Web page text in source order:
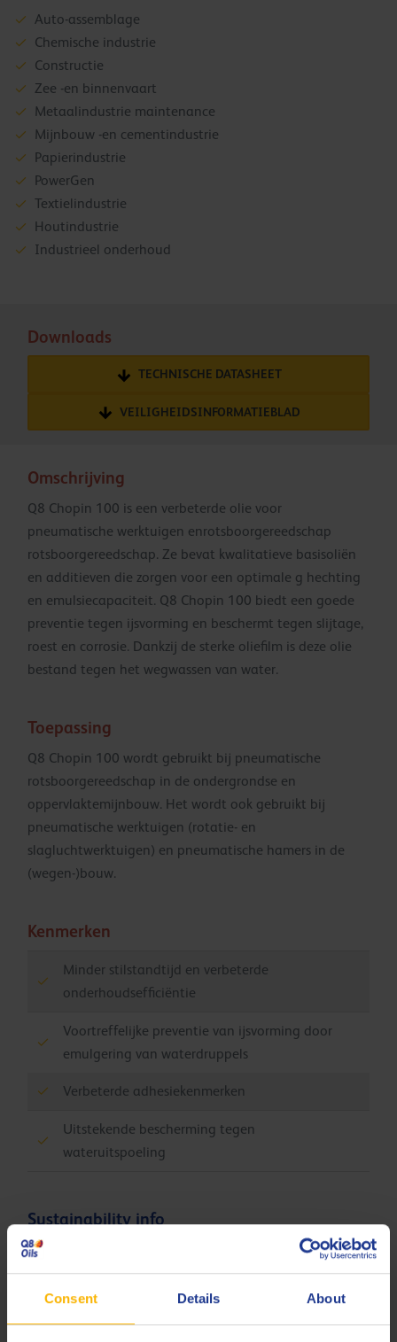
Consent Details About
Auto-assemblage
Chemische industrie
Constructie
Zee -en binnenvaart
Metaalindustrie maintenance
Mijnbouw -en cementindustrie
Papierindustrie
PowerGen
Textielindustrie
Houtindustrie
Industrieel onderhoud
Downloads
TECHNISCHE DATASHEET
VEILIGHEIDSINFORMATIEBLAD
Omschrijving
Q8 Chopin 100 is een verbeterde olie voor
pneumatische werktuigen enrotsboorgereedschap
rotsboorgereedschap. Ze bevat kwalitatieve basisoliën
en additieven die zorgen voor een optimale g hechting
en emulsiecapaciteit. Q8 Chopin 100 biedt een goede
preventie tegen ijsvorming en beschermt tegen slijtage,
roest en corrosie. Dankzij de sterke oliefilm is deze olie
bestand tegen het wegwassen van water.
Toepassing
Q8 Chopin 100 wordt gebruikt bij pneumatische
rotsboorgereedschap in de ondergrondse en
oppervlaktemijnbouw. Het wordt ook gebruikt bij
pneumatische werktuigen (rotatie- en
slagluchtwerktuigen) en pneumatische hamers in de
(wegen-)bouw.
Kenmerken
Minder stilstandtijd en verbeterde
onderhoudsefficiëntie
Voortreffelijke preventie van ijsvorming door
emulgering van waterdruppels
Verbeterde adhesiekenmerken
Uitstekende bescherming tegen
wateruitspoeling
Sustainability info
De Carbon Footprint (PCF) van het product, van
van Q8 Chopin 100 is 1.24 kg CO
eq / kg. Neem